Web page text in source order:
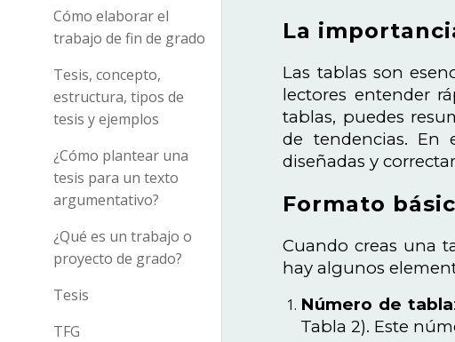
Cómo elaborar el
trabajo de fin de grado
Tesis, concepto,
estructura, tipos de
tesis y ejemplos
¿Cómo plantear una
tesis para un texto
argumentativo?
¿Qué es un trabajo o
proyecto de grado?
Tesis
TFG
La
Las tablas son
lectores entender
tablas, puedes
de tendencias. En
diseñadas y
Formato
Cuando creas una
hay algunos
Número de tabla
Tabla 2). Este